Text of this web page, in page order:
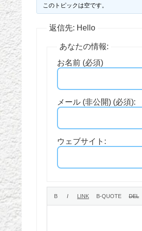
このトピックは空です。
返信先: Hello
あなたの情報:
お名前 (必須)
メール (非公開) (必須):
ウェブサイト: